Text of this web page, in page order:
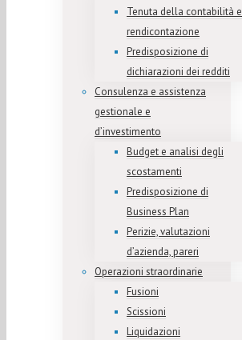
Tenuta della contabilità e
rendicontazione
Predisposizione di
dichiarazioni dei redditi
Consulenza e assistenza
gestionale e
d’investimento
Budget e analisi degli
scostamenti
Predisposizione di
Business Plan
Perizie, valutazioni
d’azienda, pareri
Operazioni straordinarie
Fusioni
Scissioni
Liquidazioni